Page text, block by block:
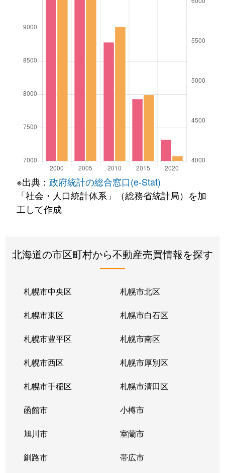
※出典： 政府統計の総合窓口(e-Stat)
「社会・人口統計体系」（総務省統計局）を加
工して作成
北海道の市区町村から不動産売買情報を探す
札幌市中央区 札幌市北区
札幌市東区 札幌市白石区
札幌市豊平区 札幌市南区
札幌市西区 札幌市厚別区
札幌市手稲区 札幌市清田区
函館市 小樽市
旭川市 室蘭市
釧路市 帯広市